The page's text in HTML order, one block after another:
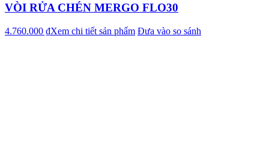
VÒI RỬA CHÉN MERGO FLO30
4.760.000 ₫Xem chi tiết sản phẩm Đưa vào so sánh